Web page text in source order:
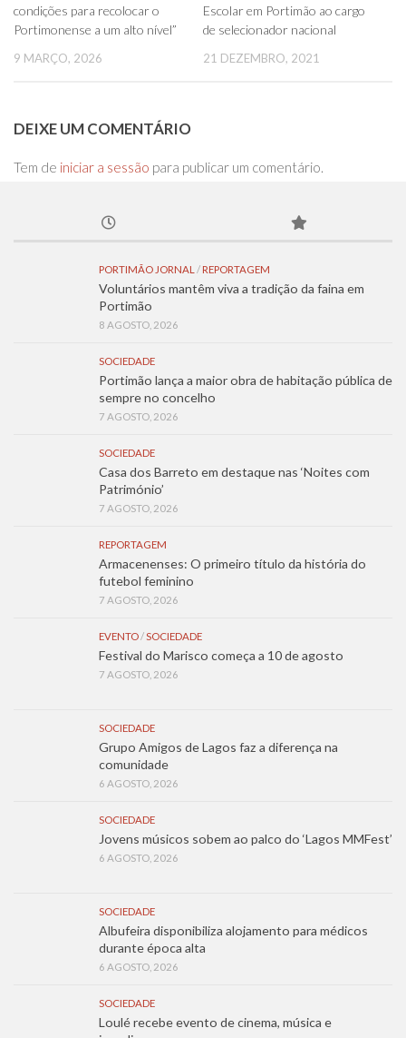
condições para recolocar o
Portimonense a um alto nível”
9 MARÇO, 2026
Escolar em Portimão ao cargo
de selecionador nacional
21 DEZEMBRO, 2021
DEIXE UM COMENTÁRIO
Tem de iniciar a sessão para publicar um comentário.
PORTIMÃO JORNAL / REPORTAGEM
Voluntários mantêm viva a tradição da faina em
Portimão
8 AGOSTO, 2026
SOCIEDADE
Portimão lança a maior obra de habitação pública de
sempre no concelho
7 AGOSTO, 2026
SOCIEDADE
Casa dos Barreto em destaque nas ‘Noites com
Património’
7 AGOSTO, 2026
REPORTAGEM
Armacenenses: O primeiro título da história do
futebol feminino
7 AGOSTO, 2026
EVENTO / SOCIEDADE
Festival do Marisco começa a 10 de agosto
7 AGOSTO, 2026
SOCIEDADE
Grupo Amigos de Lagos faz a diferença na
comunidade
6 AGOSTO, 2026
SOCIEDADE
Jovens músicos sobem ao palco do ‘Lagos MMFest’
6 AGOSTO, 2026
SOCIEDADE
Albufeira disponibiliza alojamento para médicos
durante época alta
6 AGOSTO, 2026
SOCIEDADE
Loulé recebe evento de cinema, música e